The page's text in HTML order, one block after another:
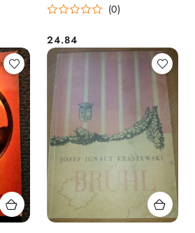
(0)
Cena:
24.84